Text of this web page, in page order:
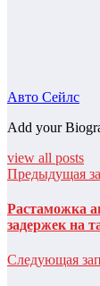
Авто Сейлс
Add your
view all posts
Предыдущая
Растаможка
задержек на
Следующая